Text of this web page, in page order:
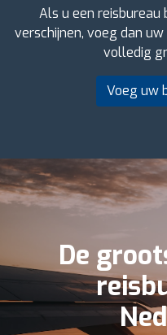
Als u een reisbureau
verschijnen, voeg dan
volledig
Voeg uw
De